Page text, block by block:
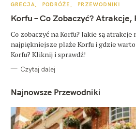
K
T
E
O
R
I
GRECJA PODRÓŻE PRZEWODNIKI
Korfu – Co Zobaczyć? Atrakcje,
Co zobaczyć na Korfu? Jakie są atrakcje
najpiękniejsze plaże Korfu i gdzie
Korfu? Kliknij i sprawdź!
Czytaj dalej
Najnowsze Przewodniki